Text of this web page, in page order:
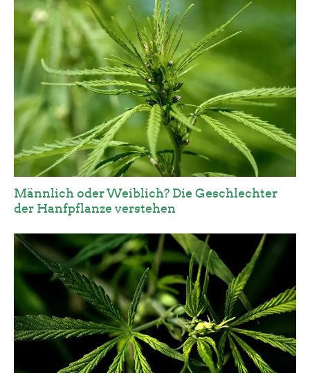
Männlich oder Weiblich? Die Geschlechter
der Hanfpflanze verstehen